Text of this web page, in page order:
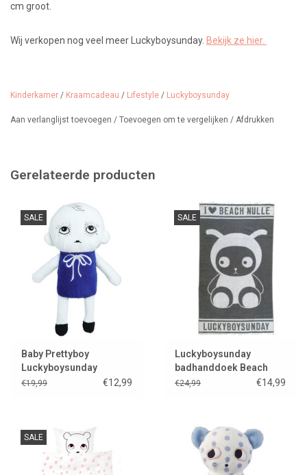
cm groot.
Wij verkopen nog veel meer Luckyboysunday. Bekijk ze hier.
Kinderkamer / Kraamcadeau / Lifestyle / Luckyboysunday
Aan verlanglijst toevoegen / Toevoegen om te vergelijken / Afdrukken
Gerelateerde producten
SALE
Baby Prettyboy
Luckyboysunday
€19,99 €12,99
SALE
Luckyboysunday
badhanddoek Beach
Nulle
€24,99 €14,99
SALE